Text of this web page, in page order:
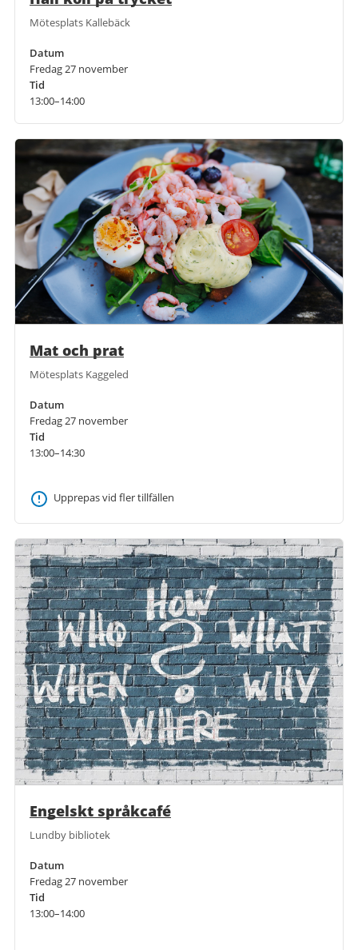
Mötesplats Kallebäck
Datum
Fredag 27 november
Tid
13:00–14:00
Mat och prat
Mötesplats Kaggeled
Datum
Fredag 27 november
Tid
13:00–14:30
Upprepas vid fler tillfällen
Engelskt språkcafé
Lundby bibliotek
Datum
Fredag 27 november
Tid
13:00–14:00